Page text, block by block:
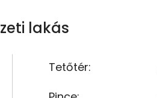
lakás
Tetőtér: